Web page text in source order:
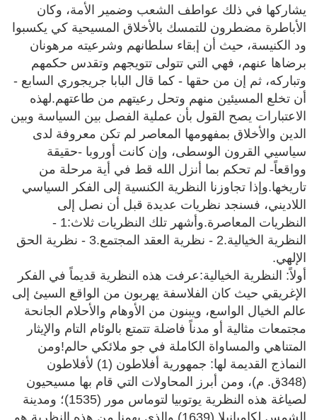
يشاركها في ذلك عواطف الشعب وضمير الأمة، وكان
الأباطرة مضطرون للتمسك بالأخلاق المسيحية كي يكسبوا
ود الكنيسة، حيث أن إبقاء سلطانهم وشرعيته مرهونان
برضاها عنهم، فهي التي تتولى تتويجهم وتقدس حكمهم
وتباركه، ثم إن من حقها - كما قال البابا جريجوري السابع -
أن تخلع المسيئين منهم وتحل رعيتهم من طاعتهم.لهذه
الاعتبارات يصح القول بأن عملية الفصل بين السياسة وبين
الدين والأخلاق بمفهومها المعاصر لم تكن معروفة لدى
سياسيي القرون الوسطى، وإن كانت أوروبا -حقيقة
وواقعاً- لم تحكم بما أنزل الله قط في أية مرحلة من
تاريخها.وإذا تجاوزنا النظرية الكنسية إلى الفكر السياسي
اللاديني، فسنجد نظريات عديدة قبل أن نصل إلى
النظريات المعاصرة.وأشهر تلك النظريات ثلاث:1 -
النظرية الخيالية.2 - نظرية العقد المجتمع.3 - نظرية الحق
الإلهي.
أولاً: النظرية الخيالية:عرفت هذه النظرية قديماً في الفكر
الإغريقي حيث كان الفلاسفة يهربون من الواقع السيئ إلى
عالم الخيال الواسع، ويبنون من الأوهام والأحلام الجانحة
مجتمعات مثالية أو مدناً فاضلة تتمتع بالوئام التام والإيثار
المتناهي والمساواة الكاملة في جو ملائكي حالم!ومن
النماذج القديمة لها: جمهورية أفلاطون (1) لأفلاطون
(348ق. م)، ومن أبرز المحاولات التي قام بها مسيحيون
لصياغة هذه النظرية يوتوبيا لتوماس مور (1535)؛ ومدينة
الشمس لكامبانيلا (1639).والذي يهمنا من هذه النظرية هو